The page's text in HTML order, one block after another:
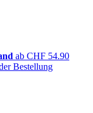
ab CHF 54.90
Bestellung